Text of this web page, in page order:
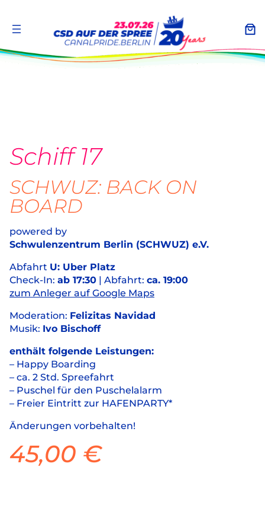
springen
Schiff 17
SCHWUZ: BACK ON
BOARD
powered by
Schwulenzentrum Berlin (SCHWUZ) e.V.
Abfahrt U: Uber Platz
Check-In: ab 17:30 | Abfahrt: ca. 19:00
zum Anleger auf Google Maps
Moderation: Felizitas Navidad
Musik: Ivo Bischoff
enthält folgende Leistungen:
– Happy Boarding
– ca. 2 Std. Spreefahrt
– Puschel für den Puschelalarm
– Freier Eintritt zur HAFENPARTY*
Änderungen vorbehalten!
45,00 €